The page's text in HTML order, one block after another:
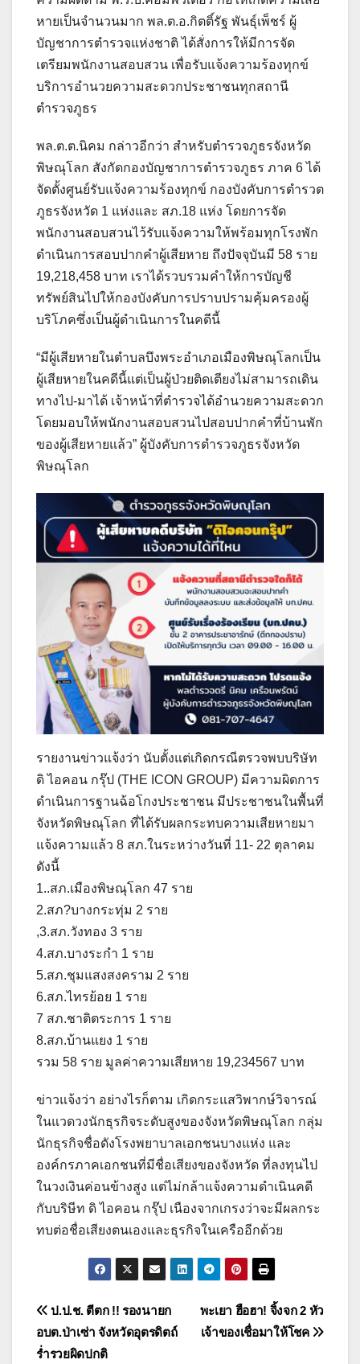
หายเป็นจำนวนมาก พล.ต.อ.กิตติ์รัฐ พันธุ์เพ็ชร์ ผู้
บัญชาการตำรวจแห่งชาติ ได้สั่งการให้มีการจัด
เตรียมพนักงานสอบสวน เพื่อรับแจ้งความร้องทุกข์
บริการอำนวยความสะดวกประชาชนทุกสถานี
ตำรวจภูธร
พล.ต.ต.นิคม กล่าวอีกว่า สำหรับตำรวจภูธรจังหวัด
พิษณุโลก สังกัดกองบัญชาการตำรวจภูธร ภาค 6 ได้
จัดตั้งศูนย์รับแจ้งความร้องทุกข์ กองบังคับการตำรวต
ภูธรจังหวัด 1 แห่งและ สภ.18 แห่ง โดยการจัด
พนักงานสอบสวนไว้รับแจ้งความให้พร้อมทุกโรงพัก
ดำเนินการสอบปากคำผู้เสียหาย ถึงปัจจุบันมี 58 ราย
19,218,458 บาท เราได้รวบรวมคำให้การบัญชี
ทรัพย์สินไปให้กองบังคับการปราบปรามคุ้มครองผู้
บริโภคซึ่งเป็นผู้ดำเนินการในคดีนี้
“มีผู้เสียหายในตำบลบึงพระอำเภอเมืองพิษณุโลกเป็น
ผู้เสียหายในคดีนี้แต่เป็นผู้ป่วยติดเตียงไม่สามารถเดิน
ทางไป-มาได้ เจ้าหน้าที่ตำรวจได้อำนวยความสะดวก
โดยมอบให้พนักงานสอบสวนไปสอบปากคำที่บ้านพัก
ของผู้เสียหายแล้ว” ผู้บังคับการตำรวจภูธรจังหวัด
พิษณุโลก
รายงานข่าวแจ้งว่า นับตั้งแต่เกิดกรณีตรวจพบบริษัท
ดิ ไอคอน กรุ๊ป (THE ICON GROUP) มีความผิดการ
ดำเนินการฐานฉ้อโกงประชาชน มีประชาชนในพื้นที่
จังหวัดพิษณุโลก ที่ได้รับผลกระทบความเสียหายมา
แจ้งความแล้ว 8 สภ.ในระหว่างวันที่ 11- 22 ตุลาคม
ดังนี้
1..สภ.เมืองพิษณุโลก 47 ราย
2.สภ?บางกระทุ่ม 2 ราย
,3.สภ.วังทอง 3 ราย
4.สภ.บางระกำ 1 ราย
5.สภ.ชุมแสงสงคราม 2 ราย
6.สภ.ไทรย้อย 1 ราย
7 สภ.ชาติตระการ 1 ราย
8.สภ.บ้านแยง 1 ราย
รวม 58 ราย มูลค่าความเสียหาย 19,234567 บาท
ข่าวแจ้งว่า อย่างไรก็ตาม เกิดกระแสวิพากษ์วิจารณ์
ในแวดวงนักธุรกิจระดับสูงของจังหวัดพิษณุโลก กลุ่ม
นักธุรกิจชื่อดังโรงพยาบาลเอกชนบางแห่ง และ
องค์กรภาคเอกชนที่มีชื่อเสียงของจังหวัด ที่ลงทุนไป
ในวงเงินค่อนข้างสูง แต่ไม่กล้าแจ้งความดำเนินคดี
กับบริษีท ดิ ไอคอน กรุ๊ป เนืองจากเกรงว่าจะมีผลกระ
ทบต่อชื่อเสียงตนเองและธุรกิจในเครืออีกด้วย
แนะแนว
เรื่อง
พะเยา ฮือฮา! จิ้งจก 2 หัว
เจ้าของเชื่อมาให้โชค
ป.ป.ช. ตีตก !! รองนายก
อบต.ป่าเซ่า จังหวัดอุตรดิตถ์
ร่ำรวยผิดปกติ